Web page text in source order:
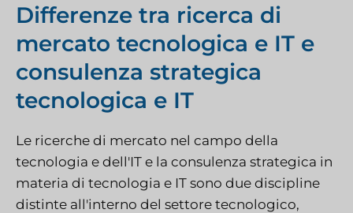
Differenze tra ricerca di
mercato tecnologica e IT e
consulenza strategica
tecnologica e IT
Le ricerche di mercato nel campo della
tecnologia e dell'IT e la consulenza strategica in
materia di tecnologia e IT sono due discipline
distinte all'interno del settore tecnologico,